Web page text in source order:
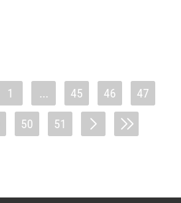
1 ... 45 46 47
50 51